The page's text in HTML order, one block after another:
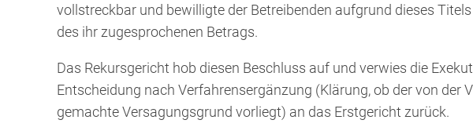
vollstreckbar und bewilligte der Betreibenden aufgrund dieses
des ihr zugesprochenen Betrags.
Das Rekursgericht hob diesen Beschluss auf und verwies die
Entscheidung nach Verfahrensergänzung (Klärung, ob der von der
gemachte Versagungsgrund vorliegt) an das Erstgericht zurück.